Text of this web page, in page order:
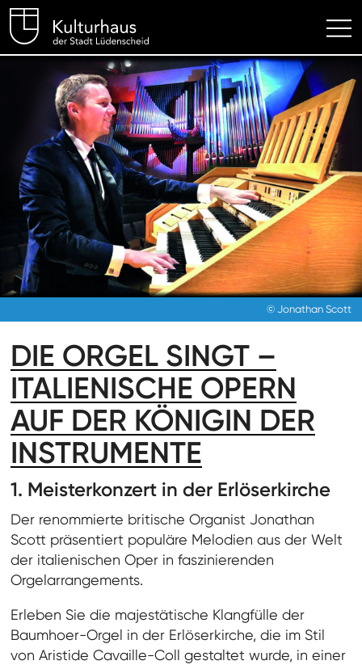
Kulturhaus Lüdenscheid
© Jonathan Scott
DIE ORGEL SINGT –
ITALIENISCHE OPERN
AUF DER KÖNIGIN DER
INSTRUMENTE
1. Meisterkonzert in der Erlöserkirche
Der renommierte britische Organist Jonathan
Scott präsentiert populäre Melodien aus der Welt
der italienischen Oper in faszinierenden
Orgelarrangements.
Erleben Sie die majestätische Klangfülle der
Baumhoer-Orgel in der Erlöserkirche, die im Stil
von Aristide Cavaille-Coll gestaltet wurde, in einer